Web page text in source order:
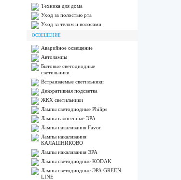
Техника для дома
Уход за полостью рта
Уход за телом и волосами
ОСВЕЩЕНИЕ
Аварийное освещение
Автолампы
Бытовые светодиодные
светильники
Встраиваемые светильники
Декоративная подсветка
ЖКХ светильники
Лампы cветодиодные Philips
Лампы галогенные ЭРА
Лампы накаливания Favor
Лампы накаливания
КАЛАШНИКОВО
Лампы накаливания ЭРА
Лампы светодиодные KODAK
Лампы светодиодные ЭРА GREEN
LINE